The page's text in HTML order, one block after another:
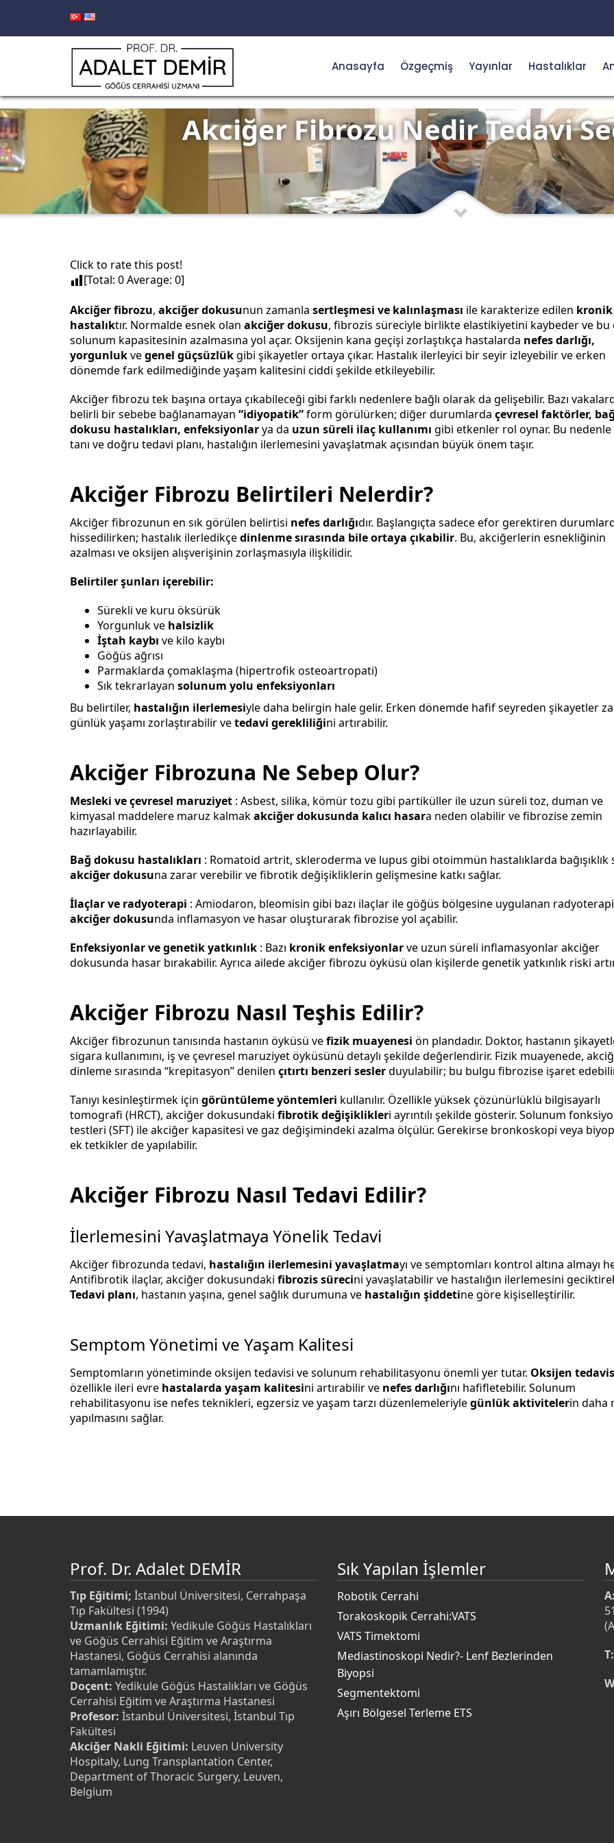
Anasayfa Özgeçmiş Yayınlar Hastalıklar
Akciğer Fibrozu Nedir Tedavi
Click to rate this post!
[Total: 0Average: 0]
Akciğer fibrozu, akciğer dokusunun zamanla sertleşmesi ve kalınlaşması ile karakterize edilen
hastalıktır. Normalde esnek olan akciğer dokusu, fibrozis süreciyle birlikte elastikiyetini kaybeder ve
solunum kapasitesinin azalmasına yol açar. Oksijenin kana geçişi zorlaştıkça hastalarda nefes darlığı,
yorgunlukvegenel güçsüzlükgibi şikayetler ortaya çıkar. Hastalık ilerleyici bir seyir izleyebilir ve erken
dönemde fark edilmediğinde yaşam kalitesini ciddi şekilde etkileyebilir.
Akciğer fibrozu tek başına ortaya çıkabileceği gibi farklı nedenlere bağlı olarak da gelişebilir. Bazı
belirli bir sebebe bağlanamayan “idiyopatik”form görülürken; diğer durumlarda çevresel faktörler, bağ
dokusu hastalıkları, enfeksiyonlarya da uzun süreli ilaç kullanımı gibi etkenler rol oynar. Bu
tanı ve doğru tedavi planı, hastalığın ilerlemesini yavaşlatmak açısından büyük önem taşır.
Akciğer Fibrozu Belirtileri Nelerdir?
Akciğer fibrozunun en sık görülen belirtisi nefes darlığıdır. Başlangıçta sadece efor gerektiren
hissedilirken; hastalık ilerledikçedinlenme sırasında bile ortaya çıkabilir. Bu, akciğerlerin esnekliğinin
azalması ve oksijen alışverişinin zorlaşmasıyla ilişkilidir.
Belirtiler şunları içerebilir:
Sürekli ve kuru öksürük
Yorgunluk ve halsizlik
İştah kaybı ve kilo kaybı
Göğüs ağrısı
Parmaklarda çomaklaşma (hipertrofik osteoartropati)
Sık tekrarlayan solunum yolu enfeksiyonları
Bu belirtiler, hastalığın ilerlemesiyle daha belirgin hale gelir. Erken dönemde hafif seyreden şikayetler
günlük yaşamı zorlaştırabilir vetedavi gerekliliğini artırabilir.
Akciğer Fibrozuna Ne Sebep Olur?
Mesleki ve çevresel maruziyet : Asbest, silika, kömür tozu gibi partiküller ile uzun süreli toz, duman ve
kimyasal maddelere maruz kalmakakciğer dokusunda kalıcı hasara neden olabilir ve fibrozise zemin
hazırlayabilir.
Bağ dokusu hastalıkları : Romatoid artrit, skleroderma ve lupus gibi otoimmün hastalıklarda bağışıklık
akciğer dokusuna zarar verebilir ve fibrotik değişikliklerin gelişmesine katkı sağlar.
İlaçlar ve radyoterapi : Amiodaron, bleomisin gibi bazı ilaçlar ile göğüs bölgesine uygulanan
akciğer dokusunda inflamasyon ve hasar oluşturarak fibrozise yol açabilir.
Enfeksiyonlar ve genetik yatkınlık : Bazı kronik enfeksiyonlarve uzun süreli inflamasyonlar akciğer
dokusunda hasar bırakabilir. Ayrıca ailede akciğer fibrozu öyküsü olan kişilerde genetik yatkınlık riski
Akciğer Fibrozu Nasıl Teşhis Edilir?
Akciğer fibrozunun tanısında hastanın öyküsü vefizik muayenesi ön plandadır. Doktor, hastanın
sigara kullanımını, iş ve çevresel maruziyet öyküsünü detaylı şekilde değerlendirir. Fizik muayenede,
dinleme sırasında “krepitasyon” denilen çıtırtı benzeri seslerduyulabilir; bu bulgu fibrozise işaret
Tanıyı kesinleştirmek için görüntüleme yöntemleri kullanılır. Özellikle yüksek çözünürlüklü bilgisayarlı
tomografi (HRCT), akciğer dokusundaki fibrotik değişiklikleri ayrıntılı şekilde gösterir. Solunum
testleri (SFT) ile akciğer kapasitesi ve gaz değişimindeki azalma ölçülür. Gerekirse bronkoskopi veya
ek tetkikler de yapılabilir.
Akciğer Fibrozu Nasıl Tedavi Edilir?
İlerlemesini Yavaşlatmaya Yönelik Tedavi
Akciğer fibrozunda tedavi, hastalığın ilerlemesini yavaşlatmayı ve semptomları kontrol altına almayı
Antifibrotik ilaçlar, akciğer dokusundaki fibrozis sürecini yavaşlatabilir ve hastalığın ilerlemesini
Tedavi planı, hastanın yaşına, genel sağlık durumuna ve hastalığın şiddetine göre kişiselleştirilir.
Semptom Yönetimi ve Yaşam Kalitesi
Semptomların yönetiminde oksijen tedavisi ve solunum rehabilitasyonu önemli yer tutar. Oksijen
özellikle ileri evre hastalarda yaşam kalitesini artırabilir ve nefes darlığını hafifletebilir. Solunum
rehabilitasyonu ise nefes teknikleri, egzersiz ve yaşam tarzı düzenlemeleriylegünlük aktivitelerin daha
yapılmasını sağlar.
Prof. Dr. Adalet DEMİR
Tıp Eğitimi; İstanbul Üniversitesi, Cerrahpaşa
Tıp Fakültesi (1994)
Uzmanlık Eğitimi: Yedikule Göğüs Hastalıkları
ve Göğüs Cerrahisi Eğitim ve Araştırma
Hastanesi, Göğüs Cerrahisi alanında
tamamlamıştır.
Doçent: Yedikule Göğüs Hastalıkları ve Göğüs
Cerrahisi Eğitim ve Araştırma Hastanesi
Profesor: İstanbul Üniversitesi, İstanbul Tıp
Fakültesi
Akciğer Nakli Eğitimi: Leuven University
Hospitaly, Lung Transplantation Center,
Department of Thoracic Surgery, Leuven,
Belgium
Sık Yapılan İşlemler
Robotik Cerrahi
Torakoskopik Cerrahi:VATS
VATS Timektomi
Mediastinoskopi Nedir?- Lenf Bezlerinden
Biyopsi
Segmentektomi
Aşırı Bölgesel Terleme ETS
A:
T: